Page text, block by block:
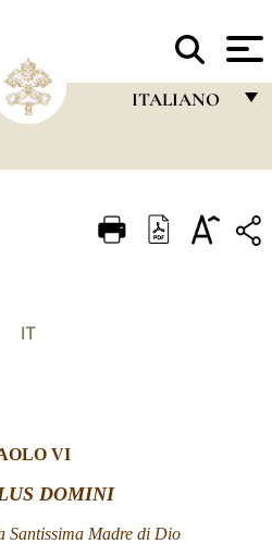
ITALIANO
ITALIANO
LATINE
IT
VI
DOMINI
Santissima Madre di Dio